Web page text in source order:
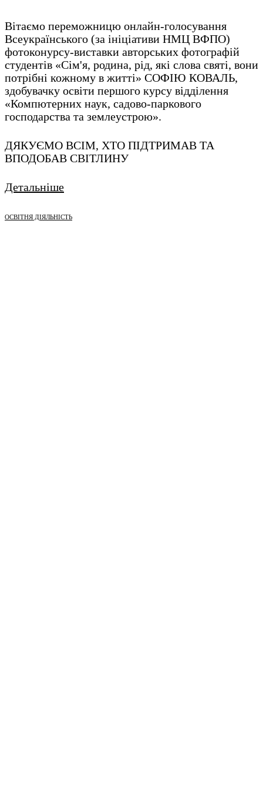
Вітаємо переможницю онлайн-голосування
Всеукраїнського (за ініціативи НМЦ ВФПО)
фотоконурсу-виставки авторських фотографій
студентів «Сім'я, родина, рід, які слова святі, вони
потрібні кожному в житті» СОФІЮ КОВАЛЬ,
здобувачку освіти першого курсу відділення
«Компютерних наук, садово-паркового
господарства та землеустрою».
ДЯКУЄМО ВСІМ, ХТО ПІДТРИМАВ ТА
ВПОДОБАВ СВІТЛИНУ
Детальніше
ОСВІТНЯ ДІЯЛЬНІСТЬ